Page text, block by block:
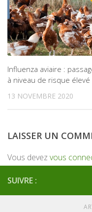
Influenza aviaire :
à niveau de risque élevé
13 NOVEMBRE 2020
LAISSER UN
Vous devez vous
SUIVRE :